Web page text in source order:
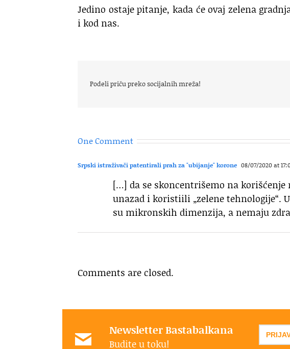
Jedino ostaje pitanje, kada će ovaj zelena
i kod nas.
Podeli priču preko socijalnih mreža!
One Comment
Srpski istraživači patentirali prah za "ubijanje" korone 08/07/2020 at
[…] da se skoncentrišemo na
unazad i koristiili „zelene tehnologije“.
su mikronskih dimenzija, a nemaju
Comments are closed.
Newsletter Bastabalkana
Budite u toku!